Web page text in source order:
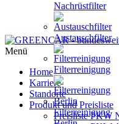
Nachrüstfilter
Austauschfilter
Filterreinigung
Filterreinigung
Menü
Home
Karriere
Standorte
Produkt und Preisliste
Preisliste PKW